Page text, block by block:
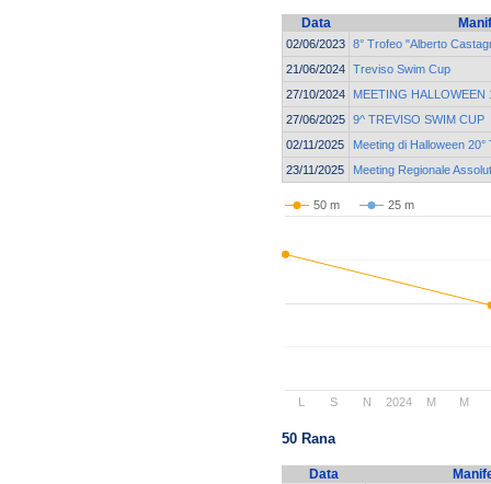
Data
02/06/2023 8° Trofeo "Alberto
21/06/2024 Treviso Swim Cup
27/10/2024
MEETING HALLOWEEN
27/06/2025 9^ TREVISO SWIM CUP
02/11/2025
Meeting di Halloween
23/11/2025
Meeting Regionale
50 m 25 m
2024
L S N M M
50 Rana
Data